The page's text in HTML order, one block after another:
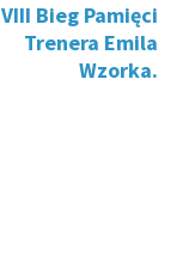
VIII Bieg Pamięci
Trenera Emila
Wzorka.